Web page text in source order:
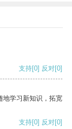
支持[0] 反对[0]
地学习新知识，拓宽
支持[0] 反对[0]